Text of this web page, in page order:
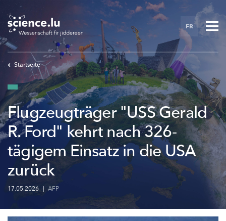
main
content
FR
Startseite
Flugzeugträger "USS Gerald
R. Ford" kehrt nach 326-
tägigem Einsatz in die USA
zurück
17.05.2026 | AFP